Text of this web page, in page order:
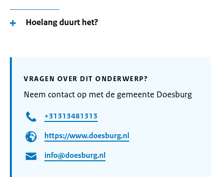
Hoelang duurt het?
VRAGEN OVER DIT ONDERWERP?
Neem contact op met de gemeente Doesburg
+31313481313
https://www.doesburg.nl
info@doesburg.nl